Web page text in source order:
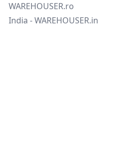
WAREHOUSER.ro
India - WAREHOUSER.in